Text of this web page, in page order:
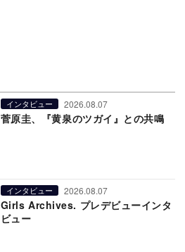
インタビュー 2026.08.07
菅原圭、『黄泉のツガイ』との共鳴
インタビュー 2026.08.07
Girls Archives. プレデビューインタ
ビュー